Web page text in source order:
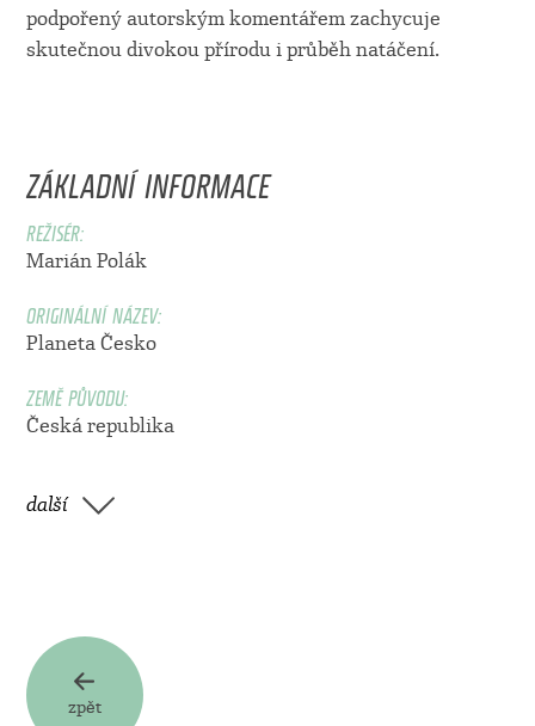
podpořený autorským komentářem zachycuje
skutečnou divokou přírodu i průběh natáčení.
ZÁKLADNÍ INFORMACE
REŽISÉR:
Marián Polák
ORIGINÁLNÍ NÁZEV:
Planeta Česko
ZEMĚ PŮVODU:
Česká republika
další
zpět